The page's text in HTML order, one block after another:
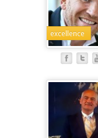
excellence